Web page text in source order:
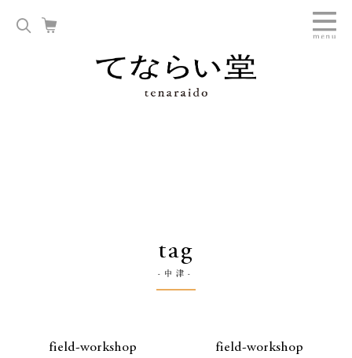
tag
-中津-
field-workshop field-workshop